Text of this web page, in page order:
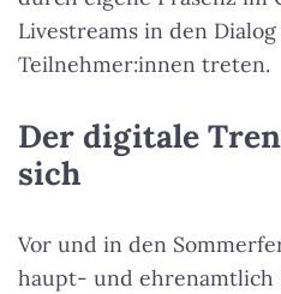
Livestreams in den
Teilnehmer:innen treten.
Der digitale
sich
Vor und in den
haupt- und ehrenamtlich